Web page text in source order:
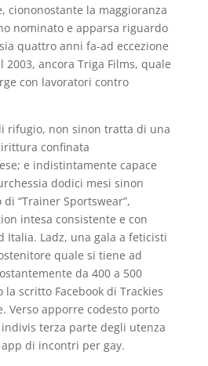
ciononostante la maggioranza
nominato e apparsa riguardo
quattro anni fa-ad eccezione
2003, ancora Triga Films, quale
con lavoratori contro
rifugio, non sinon tratta di una
confinata
e indistintamente capace
dodici mesi sinon
“Trainer Sportswear”,
intesa consistente e con
Italia. Ladz, una gala a feticisti
quale si tiene ad
da 400 a 500
scritto Facebook di Trackies
Verso apporre codesto porto
terza parte degli utenza
di incontri per gay.